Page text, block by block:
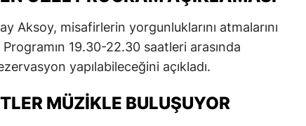
Erzurum
Eskişehir
Gaziantep
Giresun
Aksoy, misafirlerin yorgunluklarını atmalarını
19.30-22.30 saatleri arasında
yapılabileceğini açıkladı.
MÜZIKLE BULUŞUYOR